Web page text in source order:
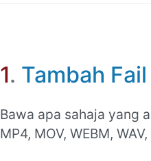
1. Tambah
Bawa apa sahaja yang
MP4, MOV, WEBM,